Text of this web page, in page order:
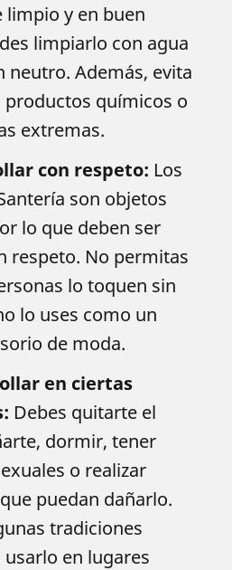
limpio y en buen
limpiarlo con agua
neutro. Además, evita
productos químicos o
extremas.
con respeto: Los
son objetos
lo que deben ser
respeto. No permitas
lo toquen sin
lo uses como un
de moda.
en ciertas
Debes quitarte el
dormir, tener
o realizar
puedan dañarlo.
tradiciones
en lugares